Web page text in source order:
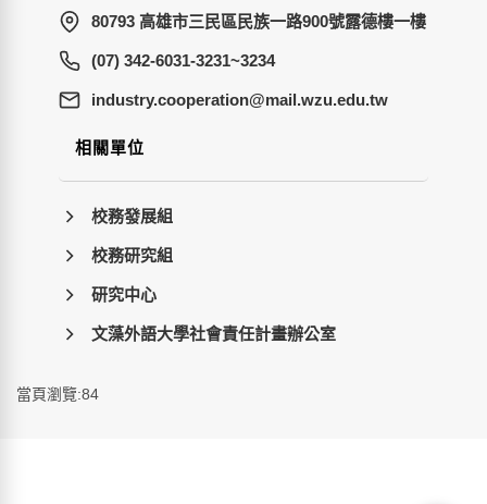
80793 高雄市三民區民族一路900號露德樓一樓
(07) 342-6031-3231~3234
wt.ude.uzw.liam@noitarepooc.yrtsudni
相關單位
校務發展組
校務研究組
研究中心
文藻外語大學社會責任計畫辦公室
當頁瀏覽:84